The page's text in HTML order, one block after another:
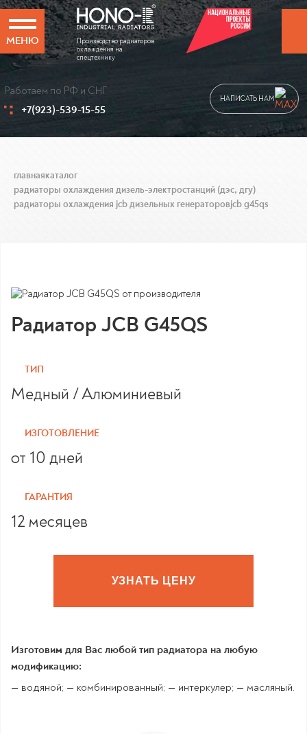
МЕНЮ
Производство радиаторов
охлаждения на
спецтехнику
НАПИСАТЬ НАМ
Работаем по РФ и СНГ
+7(923)-539-15-55
главнаякаталог
радиаторы охлаждения дизель-электростанций (дэс, дгу)
радиаторы охлаждения jcb дизельных генераторовjcb g45qs
Радиатор JCB G45QS
ТИП
Медный / Алюминиевый
ИЗГОТОВЛЕНИЕ
от 10 дней
ГАРАНТИЯ
12 месяцев
УЗНАТЬ ЦЕНУ
Изготовим для Вас любой тип радиатора на любую
модификацию:
— водяной; — комбинированный; — интеркулер; — масляный.